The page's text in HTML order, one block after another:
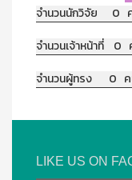
จำนวนนักวิจัย 0
จำนวนเจ้าหน้าที่ 0
จำนวนผู้ทรง 0
LIKE US ON